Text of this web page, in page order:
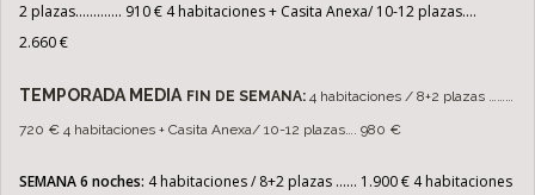
2 plazas…………. 910 € 4 habitaciones + Casita Anexa/ 10-12 plazas….
2.660 €
TEMPORADA MEDIA FIN DE SEMANA: 4 habitaciones / 8+2 plazas ………
720 € 4 habitaciones + Casita Anexa/ 10-12 plazas…. 980 €
SEMANA 6 noches: 4 habitaciones / 8+2 plazas …… 1.900 € 4 habitaciones